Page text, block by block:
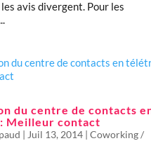
avis divergent. Pour les
du centre de contacts
Meilleur contact
| Juil 13, 2014| Coworking /